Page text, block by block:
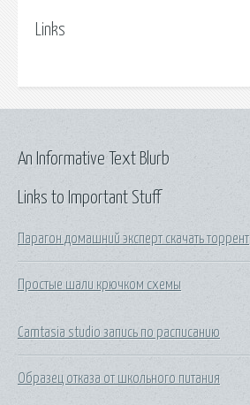
Links
Links to Important Stuff
Парагон домашний эксперт скачать торрент
Простые шали крючком схемы
Camtasia studio запись по расписанию
Образец отказа от школьного питания
An Informative Text Blurb